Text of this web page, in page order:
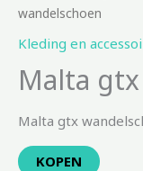
wandelschoen
Kleding en
Malta
Malta gtx
KOPEN